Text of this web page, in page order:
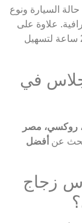
السيارة ونوع
علاوة على
ذلك، يوفر المركز خدمة الحجز المسبق خلال 24 ساعة لتسهيل
في
روكسي، مصر
عن أفضل
زجاج